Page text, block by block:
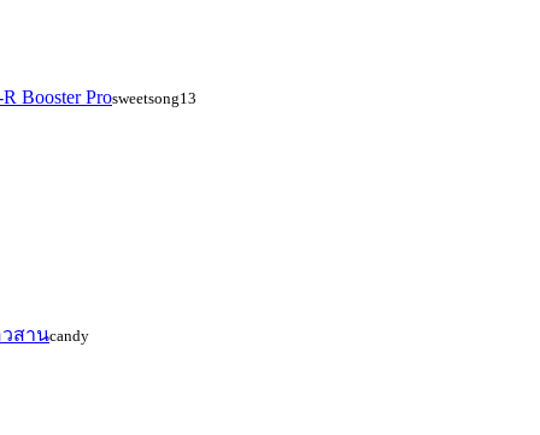
Booster Prosweetsong13
วสานcandy